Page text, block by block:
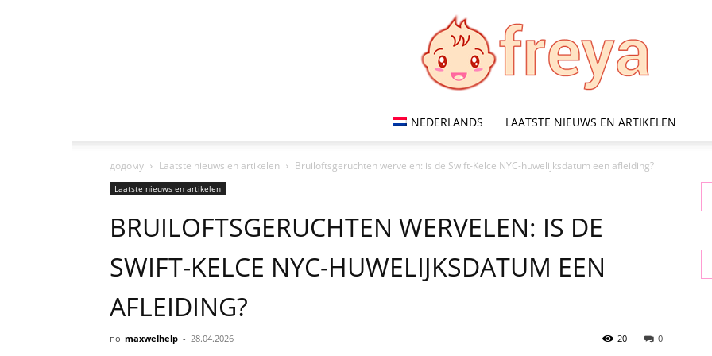
NEDERLANDS LAATSTE NIEUWS EN ARTIKELEN
додому Laatste nieuws en artikelen Bruiloftsgeruchten wervelen: is de Swift-Kelce NYC-huwelijksdatum een ​​afleiding?
Laatste nieuws en artikelen
BRUILOFTSGERUCHTEN WERVELEN: IS DE
SWIFT-KELCE NYC-HUWELIJKSDATUM EEN ​​
AFLEIDING?
по maxwelhelp - 28.04.2026 0
20